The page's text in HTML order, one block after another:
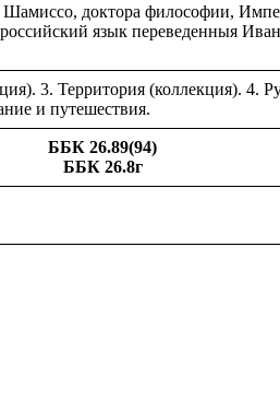
доктора философии,
язык переведенныя
3. Территория (коллекция). 4.
и путешествия.
ББК 26.89(94)
ББК 26.8г